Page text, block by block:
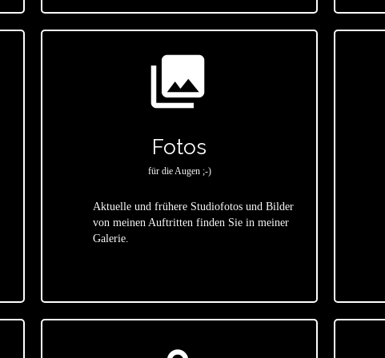
photo_library
Fotos
für die Augen ;-)
Aktuelle und frühere Studiofotos und Bilder
von meinen Auftritten finden Sie in meiner
Galerie.